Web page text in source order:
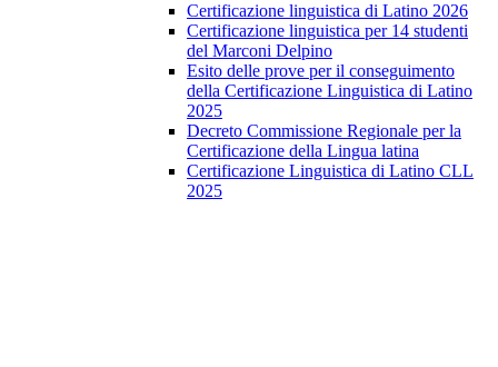
Certificazione linguistica di Latino 2026
Certificazione linguistica per 14 studenti
del Marconi Delpino
Esito delle prove per il conseguimento
della Certificazione Linguistica di Latino
2025
Decreto Commissione Regionale per la
Certificazione della Lingua latina
Certificazione Linguistica di Latino CLL
2025